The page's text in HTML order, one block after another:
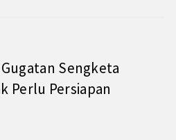
Sengketa
Perlu Persiapan